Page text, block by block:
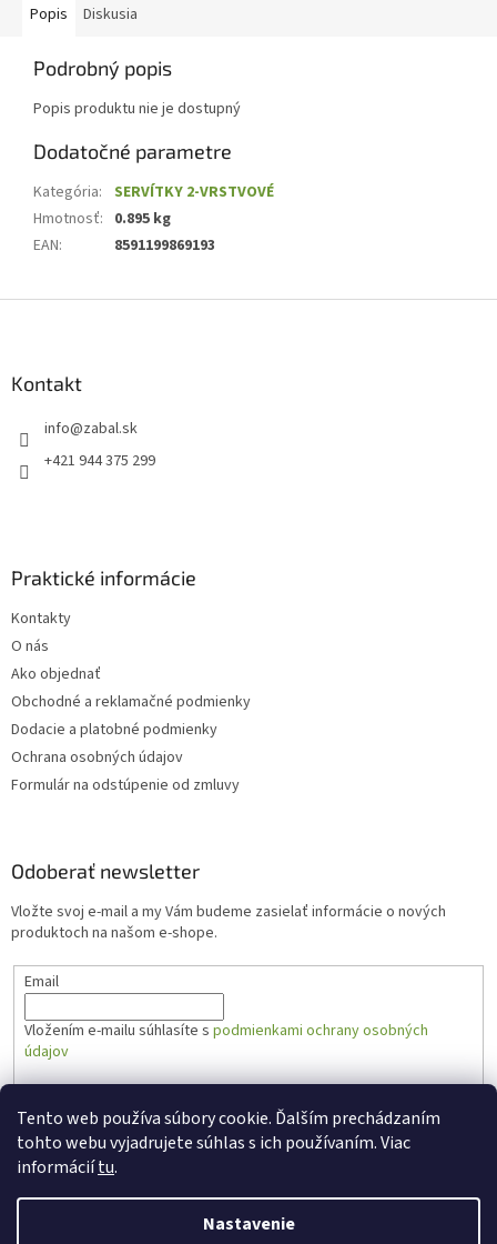
Tento web používa súbory cookie. Ďalším prechádzaním
tohto webu vyjadrujete súhlas s ich používaním. Viac
informáciítu.
Nastavenie
Popis Diskusia
Podrobný popis
Popis produktu nie je dostupný
Dodatočné parametre
Kategória: SERVÍTKY 2-VRSTVOVÉ
Hmotnosť: 0.895 kg
EAN: 8591199869193
Kontakt
info@zabal.sk
+421 944 375 299
Praktické informácie
Kontakty
O nás
Ako objednať
Obchodné a reklamačné podmienky
Dodacie a platobné podmienky
Ochrana osobných údajov
Formulár na odstúpenie od zmluvy
Odoberať newsletter
Vložte svoj e-mail a my Vám budeme zasielať informácie o nových
produktoch na našom e-shope.
Email
Vložením e-mailu súhlasíte s podmienkami ochrany osobných
údajov
Vytvoril Shoptet